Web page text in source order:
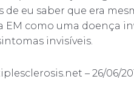
de eu saber que era
EM como uma doença
invisíveis.
– 26/06/